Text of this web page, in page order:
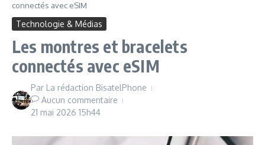
connectés avec eSIM
Technologie & Médias
Les montres et bracelets
connectés avec eSIM
Par La rédaction BisatelPhone
Aucun commentaire
21 mai 2026 15h44